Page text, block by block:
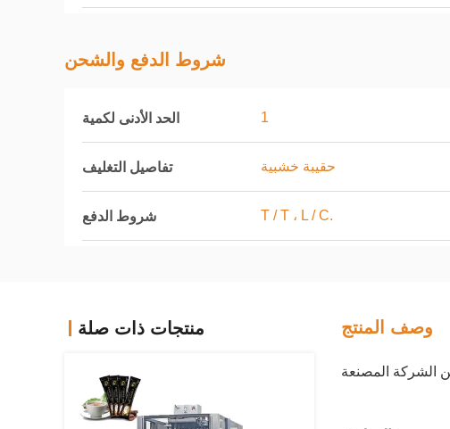
شروط الدفع والشحن
الحد الأدنى لكمية 1
تفاصيل التغليف حقيبة خشبية
شروط الدفع T / T ، L / C.
منتجات ذات صلة وصف المنتج
الشركة المصنعة